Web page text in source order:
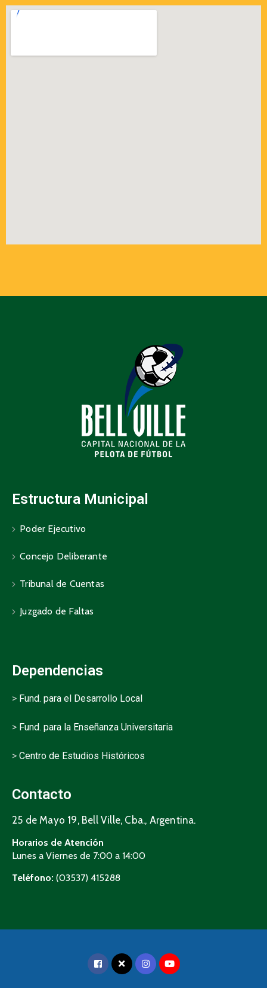
Estructura Municipal
Poder Ejecutivo
Concejo Deliberante
Tribunal de Cuentas
Juzgado de Faltas
Dependencias
> Fund. para el Desarrollo Local
> Fund. para la Enseñanza Universitaria
> Centro de Estudios Históricos
Contacto
25 de Mayo 19, Bell Ville, Cba., Argentina.
Horarios de Atención
Lunes a Viernes de 7:00 a 14:00
Teléfono: (03537) 415288